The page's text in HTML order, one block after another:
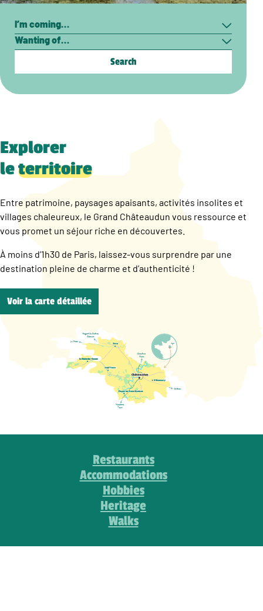
Search
Explorer
leterritoire
Entre patrimoine, paysages apaisants, activités insolites et
villages chaleureux, le Grand Châteaudun vous ressource et
vous promet un séjour riche en découvertes.
À moins d’1h30 de Paris, laissez-vous surprendre par une
destination pleine de charme et d’authenticité !
Voir la carte détaillée
Restaurants
Accommodations
Hobbies
Heritage
Walks